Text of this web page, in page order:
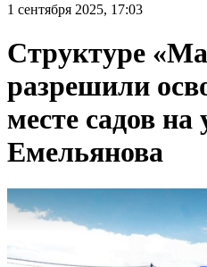
1 сентября 2025, 17:03
Структуре
разрешили
месте садов на
Емельянова